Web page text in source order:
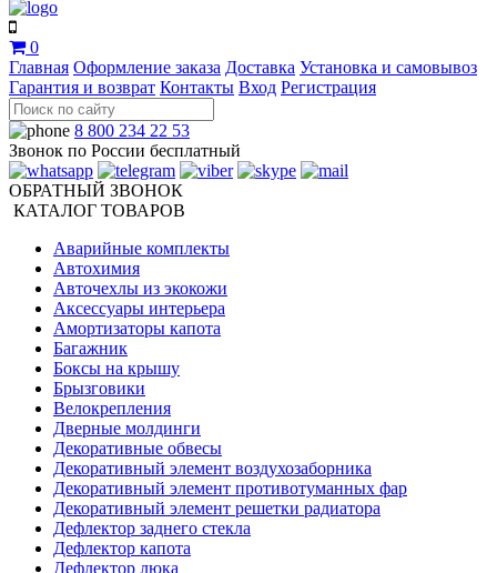
0
Главная Оформление заказа Доставка Установка и самовывоз
Гарантия и возврат Контакты Вход Регистрация
8 800 234 22 53
Звонок по России бесплатный
ОБРАТНЫЙ ЗВОНОК
КАТАЛОГ ТОВАРОВ
Аварийные комплекты
Автохимия
Авточехлы из экокожи
Аксессуары интерьера
Амортизаторы капота
Багажник
Боксы на крышу
Брызговики
Велокрепления
Дверные молдинги
Декоративные обвесы
Декоративный элемент воздухозаборника
Декоративный элемент противотуманных фар
Декоративный элемент решетки радиатора
Дефлектор заднего стекла
Дефлектор капота
Дефлектор люка